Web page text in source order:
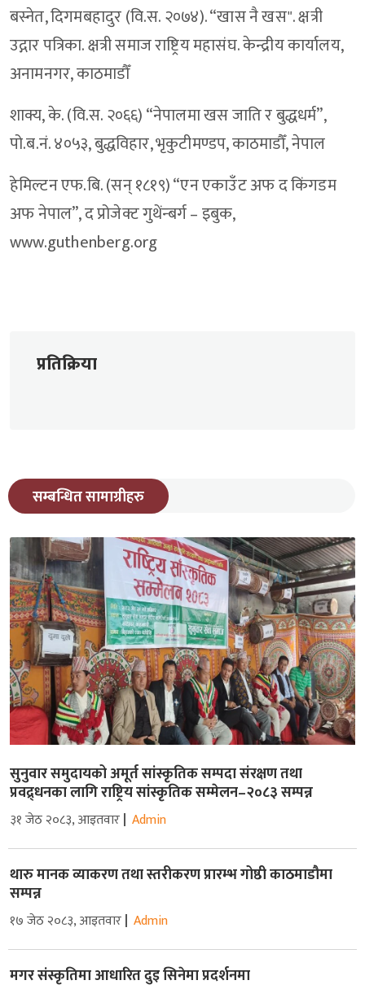
बस्नेत, दिगमबहादुर (वि.स. २०७४). “खास नै खस". क्षत्री
उद्गार पत्रिका. क्षत्री समाज राष्ट्रिय महासंघ. केन्द्रीय कार्यालय,
अनामनगर, काठमाडौँ
शाक्य, के. (वि.स. २०६६) “नेपालमा खस जाति र बुद्धधर्म”,
पो.ब.नं. ४०५३, बुद्धविहार, भृकुटीमण्डप, काठमाडौँ, नेपाल
हेमिल्टन एफ.बि. (सन् १८१९) “एन एकाउँट अफ द किंगडम
अफ नेपाल”, द प्रोजेक्ट गुथेंन्बर्ग – इबुक,
www.guthenberg.org
प्रतिक्रिया
सम्बन्धित सामाग्रीहरु
सुनुवार समुदायको अमूर्त सांस्कृतिक सम्पदा संरक्षण तथा
प्रवद्र्धनका लागि राष्ट्रिय सांस्कृतिक सम्मेलन–२०८३ सम्पन्न
३१ जेठ २०८३, आइतवार Admin
थारु मानक व्याकरण तथा स्तरीकरण प्रारम्भ गोष्ठी काठमाडौमा
सम्पन्न
१७ जेठ २०८३, आइतवार Admin
मगर संस्कृतिमा आधारित दुइ सिनेमा प्रदर्शनमा